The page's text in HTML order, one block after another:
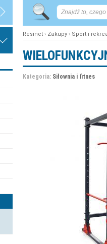
Resinet › Zakupy › Sport i
Kategoria: Siłownia i fitnes